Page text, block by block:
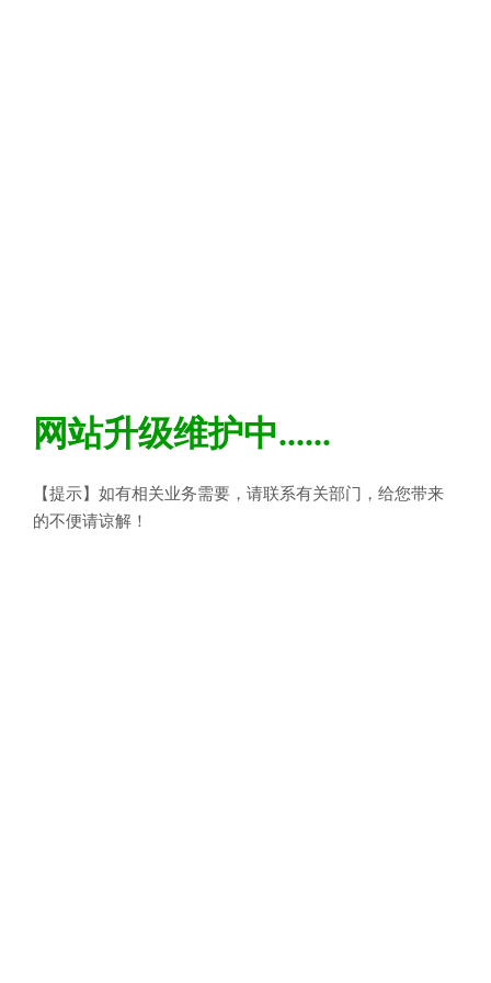
网站升级维护中......
【提示】如有相关业务需要，请联系有关部门，给您带来
的不便请谅解！